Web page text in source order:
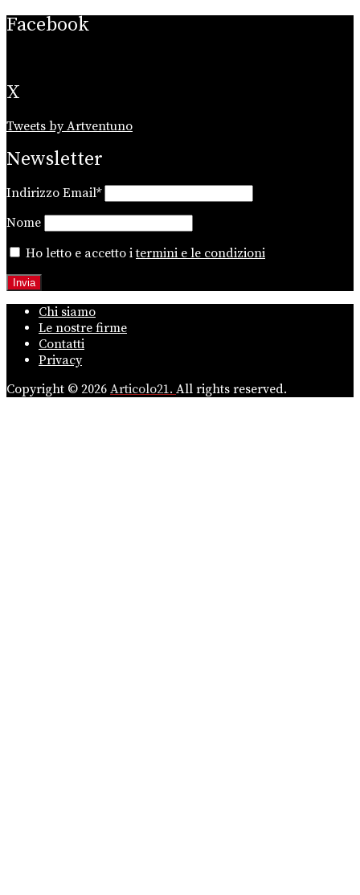
Facebook
X
Tweets by Artventuno
Newsletter
Indirizzo Email*
Nome
Ho letto e accetto itermini e le condizioni
Chi siamo
Le nostre firme
Contatti
Privacy
Copyright © 2026 Articolo21. All rights reserved.